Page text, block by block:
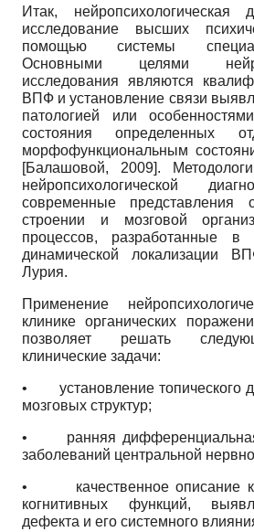
Итак, нейропсихологическая
исследование высших
помощью системы
Основными целями
исследования являются
ВПФ и установление связи
патологией или
состояния определенных
морфофункциональным
[Балашовой, 2009].
нейропсихологической
современные представления
строении и мозговой
процессов, разработанные в
динамической локализации
Лурия.
Применение
клинике органических
позволяет решать
клинические задачи:
• установление топического
мозговых структур;
• ранняя
заболеваний центральной
• качественное описание
когнитивных функций,
дефекта и его системного